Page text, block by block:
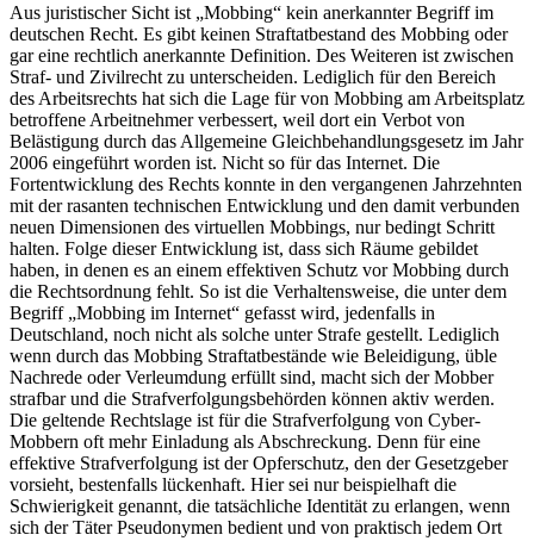
Aus juristischer Sicht ist „Mobbing“ kein anerkannter Begriff im
deutschen Recht. Es gibt keinen Straftatbestand des Mobbing oder
gar eine rechtlich anerkannte Definition. Des Weiteren ist zwischen
Straf- und Zivilrecht zu unterscheiden. Lediglich für den Bereich
des Arbeitsrechts hat sich die Lage für von Mobbing am Arbeitsplatz
betroffene Arbeitnehmer verbessert, weil dort ein Verbot von
Belästigung durch das Allgemeine Gleichbehandlungsgesetz im Jahr
2006 eingeführt worden ist. Nicht so für das Internet. Die
Fortentwicklung des Rechts konnte in den vergangenen Jahrzehnten
mit der rasanten technischen Entwicklung und den damit verbunden
neuen Dimensionen des virtuellen Mobbings, nur bedingt Schritt
halten. Folge dieser Entwicklung ist, dass sich Räume gebildet
haben, in denen es an einem effektiven Schutz vor Mobbing durch
die Rechtsordnung fehlt. So ist die Verhaltensweise, die unter dem
Begriff „Mobbing im Internet“ gefasst wird, jedenfalls in
Deutschland, noch nicht als solche unter Strafe gestellt. Lediglich
wenn durch das Mobbing Straftatbestände wie Beleidigung, üble
Nachrede oder Verleumdung erfüllt sind, macht sich der Mobber
strafbar und die Strafverfolgungsbehörden können aktiv werden.
Die geltende Rechtslage ist für die Strafverfolgung von Cyber-
Mobbern oft mehr Einladung als Abschreckung. Denn für eine
effektive Strafverfolgung ist der Opferschutz, den der Gesetzgeber
vorsieht, bestenfalls lückenhaft. Hier sei nur beispielhaft die
Schwierigkeit genannt, die tatsächliche Identität zu erlangen, wenn
sich der Täter Pseudonymen bedient und von praktisch jedem Ort